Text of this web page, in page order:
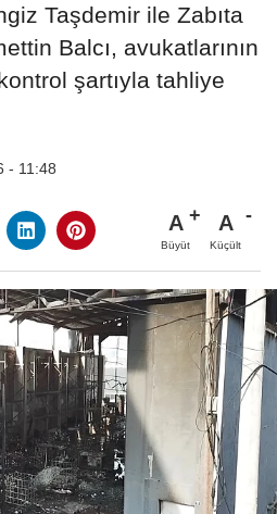
Taşdemir ile Zabıta
Balcı, avukatlarının
şartıyla tahliye
- 11:48
A
Büyüt
A
Küçült